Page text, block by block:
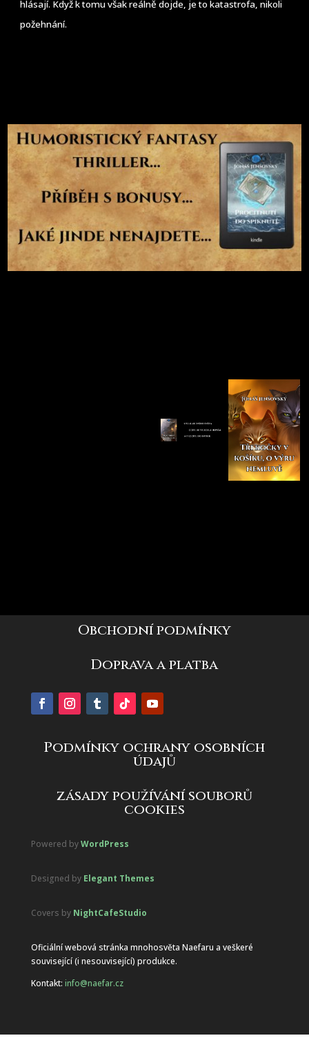
hlásají. Když k tomu však reálně dojde, je to katastrofa, nikoli
požehnání.
Obchodní podmínky
Doprava a platba
Podmínky ochrany osobních
údajů
zásady používání souborů
cookies
Powered byWordPress
Designed by Elegant Themes
Covers by NightCafeStudio
Oficiální webová stránka mnohosvěta Naefaru a veškeré
související (i nesouvisející) produkce.
Kontakt: info@naefar.cz